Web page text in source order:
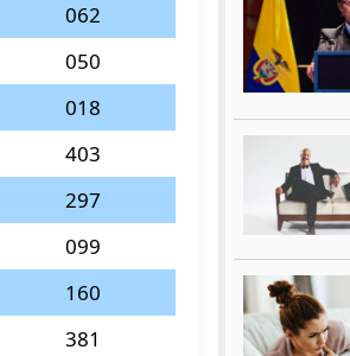
062
050
018
403
297
099
160
381